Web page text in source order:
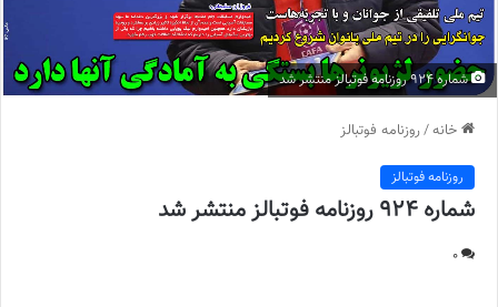
شماره 924 روزنامه فوتبالز منتشر شد
خانه/روزنامه فوتبالز
روزنامه فوتبالز
شماره 924 روزنامه فوتبالز منتشر شد
0